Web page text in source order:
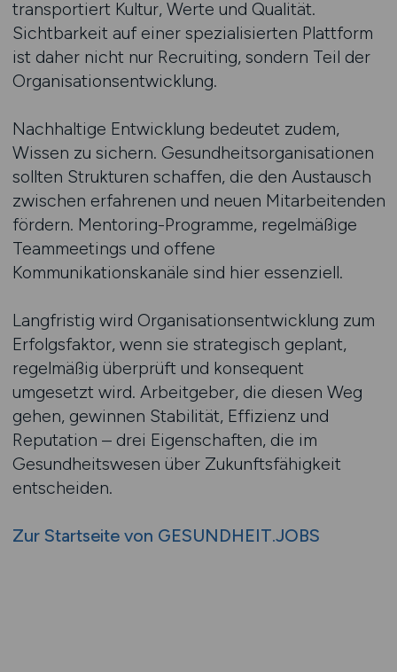
transportiert Kultur, Werte und Qualität.
Sichtbarkeit auf einer spezialisierten Plattform
ist daher nicht nur Recruiting, sondern Teil der
Organisationsentwicklung.
Nachhaltige Entwicklung bedeutet zudem,
Wissen zu sichern. Gesundheitsorganisationen
sollten Strukturen schaffen, die den Austausch
zwischen erfahrenen und neuen Mitarbeitenden
fördern. Mentoring-Programme, regelmäßige
Teammeetings und offene
Kommunikationskanäle sind hier essenziell.
Langfristig wird Organisationsentwicklung zum
Erfolgsfaktor, wenn sie strategisch geplant,
regelmäßig überprüft und konsequent
umgesetzt wird. Arbeitgeber, die diesen Weg
gehen, gewinnen Stabilität, Effizienz und
Reputation – drei Eigenschaften, die im
Gesundheitswesen über Zukunftsfähigkeit
entscheiden.
Zur Startseite von GESUNDHEIT.JOBS